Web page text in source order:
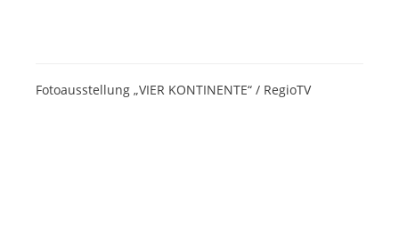
Fotoausstellung „VIER KONTINENTE“ / RegioTV